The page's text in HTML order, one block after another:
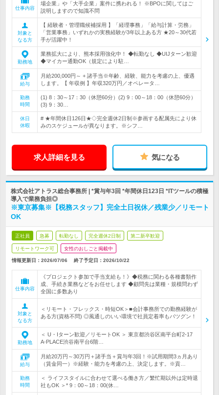
仕事内容
場企業」や「大手企業」案件に携われる！ ※BPOに関してはご
説明しますので知識不問
対象と
なる方
【 経験者・管理職候補採用 】「経理事務」「給与計算・労務」
「営業事務」いずれかの実務経験が3年以上ある方 ★20～30代若
手が活躍中！
勤務地
業務拡大により、熊本採用強化中！ ◆転勤なし ◆UIJターン歓迎
◆マイカー通勤OK（規定により駐…
給与
月給200,000円～ + 諸手当※年齢、経験、能力を考慮の上、優遇
します。【 年収例 】年収320万円／オペレータ…
勤務
時間
(1) 8：30～17：30（休憩60分）(2) 9：00～18：00（休憩60分）
(3) 9：30…
休日
休暇
# ★年間休日126日★◇完全週休2日制※参画する配属先により休
みのスケジュールが異なります。※シフ…
求人詳細を見る 気になる
株式会社アトラス総合事務所 | *賞与年3回 *年間休日123日 *ITツールの積極
導入で業務負担◎
※東京募集※【税務スタッフ】完全土日祝休／残業少／リモート
OK
正社員 急募 転勤なし 完全週休2日制 第二新卒歓迎
リモートワーク可 女性のおしごと掲載中
情報更新日：2026/07/06 終了予定日： 2026/10/22
仕事内容
《プロジェクト参加で手当支給も！》◆税務に関わる各種書類作
成、手続き業務などをお任せします ◆顧問先は業種・規模問わず
全国に多数あり
対象と
なる方
＜リモート・フレックス・時短OK＞■会計事務所での勤務経験が
ある方(資格不問) ◎風通しのいい環境で社員定着率もバツグン！
勤務地
＜ U・Iターン歓迎／リモートOK ＞ 東京都渋谷区南平台町2-17
A-PLACE渋谷南平台6階…
給与
月給20万円～30万円＋諸手当＋賞与年3回！※試用期間3ヵ月あり
（賃金同一）※経験・能力を考慮の上、決定します。※貢…
勤務
時間
＜ ライフスタイルに合わせて選べる働き方／繁忙期以外は定時退
社もOK ＞* 9：00～18：00(休…